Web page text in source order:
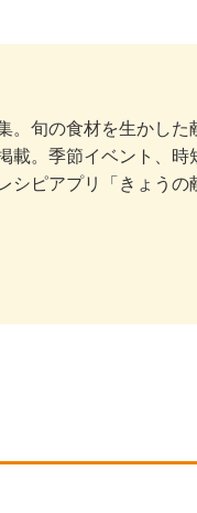
。旬の食材を生かした
載。季節イベント、時
シピアプリ「きょうの